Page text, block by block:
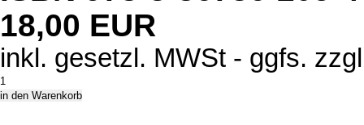
18,00 EUR
inkl. gesetzl. MWSt - ggfs.